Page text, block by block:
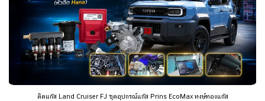
ติดแก๊ส Land Cruiser FJ ชุดอุปกรณ์แก๊ส Prins EcoMax หงษ์ทองแก๊ส